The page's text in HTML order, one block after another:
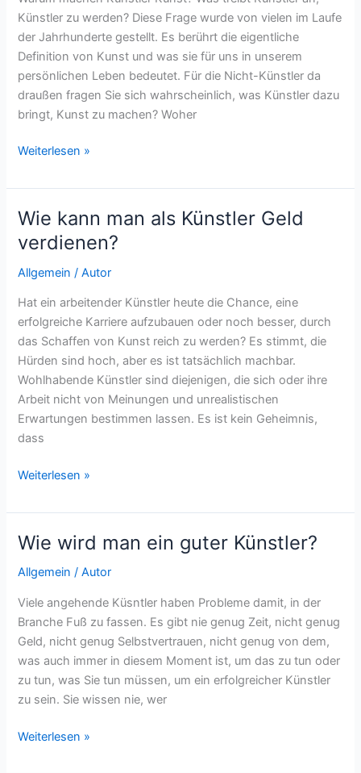
Künstler zu werden? Diese Frage wurde von vielen im Laufe
der Jahrhunderte gestellt. Es berührt die eigentliche
Definition von Kunst und was sie für uns in unserem
persönlichen Leben bedeutet. Für die Nicht-Künstler da
draußen fragen Sie sich wahrscheinlich, was Künstler dazu
bringt, Kunst zu machen? Woher
Warum
Künstler
Kunst?
Weiterlesen »
Wie kann man als Künstler Geld
verdienen?
Allgemein /Autor
Hat ein arbeitender Künstler heute die Chance, eine
erfolgreiche Karriere aufzubauen oder noch besser, durch
das Schaffen von Kunst reich zu werden? Es stimmt, die
Hürden sind hoch, aber es ist tatsächlich machbar.
Wohlhabende Künstler sind diejenigen, die sich oder ihre
Arbeit nicht von Meinungen und unrealistischen
Erwartungen bestimmen lassen. Es ist kein Geheimnis,
dass
Wie
man
als
Künstler
Geld
Weiterlesen »
Wie wird man ein guter Künstler?
Allgemein /Autor
Viele angehende Küsntler haben Probleme damit, in der
Branche Fuß zu fassen. Es gibt nie genug Zeit, nicht genug
Geld, nicht genug Selbstvertrauen, nicht genug von dem,
was auch immer in diesem Moment ist, um das zu tun oder
zu tun, was Sie tun müssen, um ein erfolgreicher Künstler
zu sein. Sie wissen nie, wer
Wie
Weiterlesen »